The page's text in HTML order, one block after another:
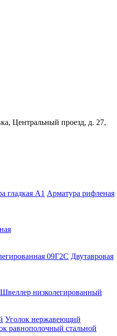
Центральный проезд, д. 27,
гладкая A1 Арматура рифленая
09Г2С Двутавровая
Швеллер низколегированный
Уголок нержавеющий
равнополочный стальной